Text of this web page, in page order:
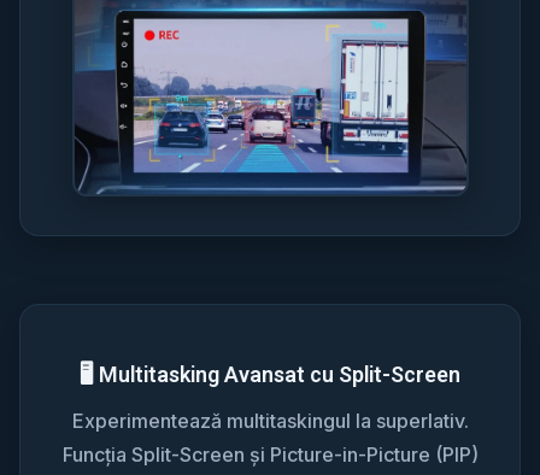
🖥️ Multitasking Avansat cu Split-Screen
Experimentează multitaskingul la superlativ.
Funcția Split-Screen și Picture-in-Picture (PIP)